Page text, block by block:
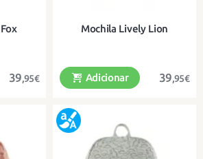
39,95€
escola e
Mochila Lively Lion
39,95€
Adicionar
Uma bonita mochila para a escola e
para todas as aventuras.